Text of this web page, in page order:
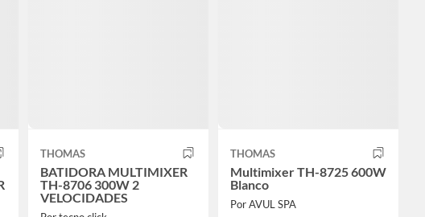
THOMAS
BATIDORA MULTIMIXER
TH-8706 300W 2
VELOCIDADES
THOMAS
Multimixer TH-8725 600W
Blanco
Por AVUL SPA